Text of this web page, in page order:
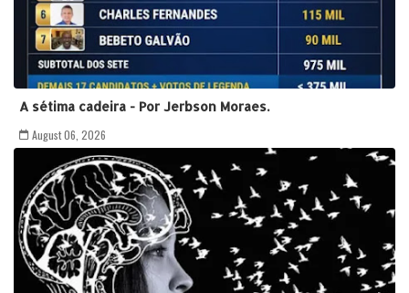
A sétima cadeira - Por Jerbson Moraes.
August 06, 2026